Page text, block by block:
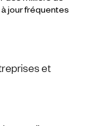
jour fréquentes
et